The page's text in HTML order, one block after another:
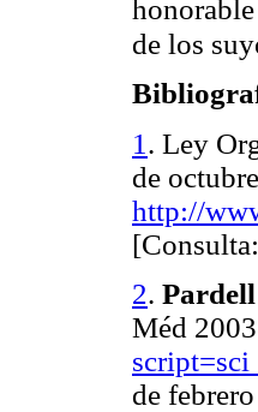
de los
1 . Ley
de
http://
2.
Méd
de